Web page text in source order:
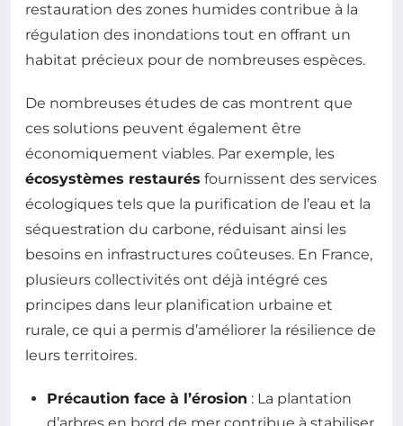
restauration des zones humides contribue à la
régulation des inondations tout en offrant un
habitat précieux pour de nombreuses espèces.
De nombreuses études de cas montrent que
ces solutions peuvent également être
économiquement viables. Par exemple, les
écosystèmes restaurés fournissent des services
écologiques tels que la purification de l’eau et la
séquestration du carbone, réduisant ainsi les
besoins en infrastructures coûteuses. En France,
plusieurs collectivités ont déjà intégré ces
principes dans leur planification urbaine et
rurale, ce qui a permis d’améliorer la résilience de
leurs territoires.
Précaution face à l’érosion : La plantation